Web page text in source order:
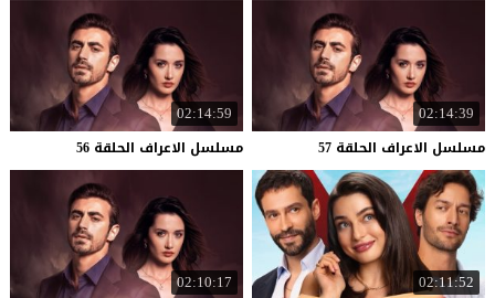
02:14:39
مسلسل الاعراف الحلقة 57
02:14:59
مسلسل الاعراف الحلقة 56
02:11:52
02:10:17